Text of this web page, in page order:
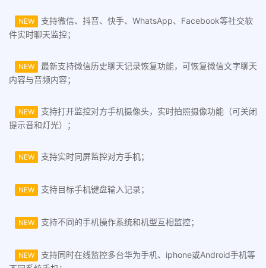
NEW
支持微信、抖音、快手、WhatsApp、Facebook等社交软
件实时聊天监控；
NEW
最新支持微信历史聊天记录恢复功能，可恢复微信文字聊天
内容与音频内容；
NEW
支持打开监控对方手机摄像头，实时拍照摄像功能（可关闭
提示音和灯光）；
NEW 支持实时同屏监控对方手机；
NEW 支持目标手机键盘输入记录；
NEW 支持不同的手机操作系统和机型互相监控；
NEW
支持同时在线监控多台华为手机、iphone或Android手机等